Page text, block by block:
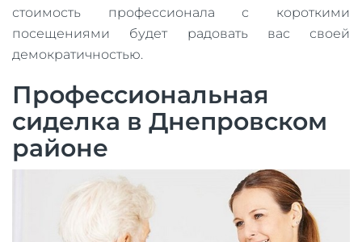
стоимость профессионала с короткими
посещениями будет радовать вас своей
демократичностью.
Профессиональная
сиделка в Днепровском
районе